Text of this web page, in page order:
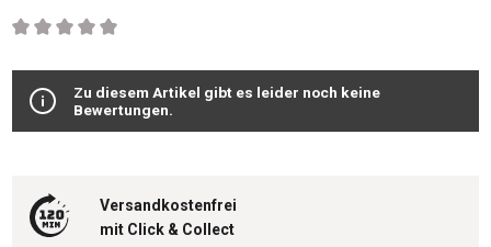
Durchschnittliche Bewertung von 0 von 5 Sternen
Zu diesem Artikel gibt es leider noch keine
Bewertungen.
Versandkostenfrei
mit Click & Collect